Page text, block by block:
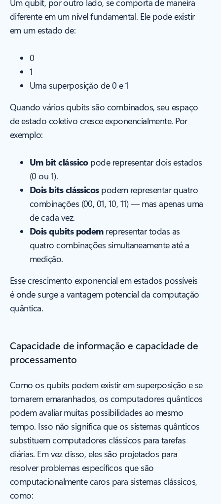
Um qubit, por outro lado, se comporta de maneira
diferente em um nível fundamental. Ele pode existir
em um estado de:
0
1
Uma superposição de 0 e 1
Quando vários qubits são combinados, seu espaço
de estado coletivo cresce exponencialmente. Por
exemplo:
Um bit clássicopode representar dois estados
(0 ou 1).
Dois bits clássicospodem representar quatro
combinações (00, 01, 10, 11) — mas apenas uma
de cada vez.
Dois qubits podemrepresentar todas as
quatro combinações simultaneamente até a
medição.
Esse crescimento exponencial em estados possíveis
é onde surge a vantagem potencial da computação
quântica.
Capacidade de informação e capacidade de
processamento
Como os qubits podem existir em superposição e se
tornarem emaranhados, os computadores quânticos
podem avaliar muitas possibilidades ao mesmo
tempo. Isso não significa que os sistemas quânticos
substituem computadores clássicos para tarefas
diárias. Em vez disso, eles são projetados para
resolver problemas específicos que são
computacionalmente caros para sistemas clássicos,
como: